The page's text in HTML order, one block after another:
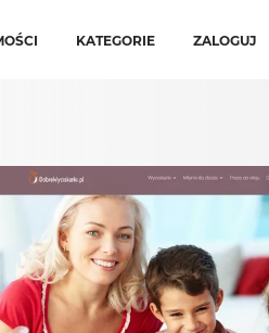
KATEGORIE ZALOGUJ